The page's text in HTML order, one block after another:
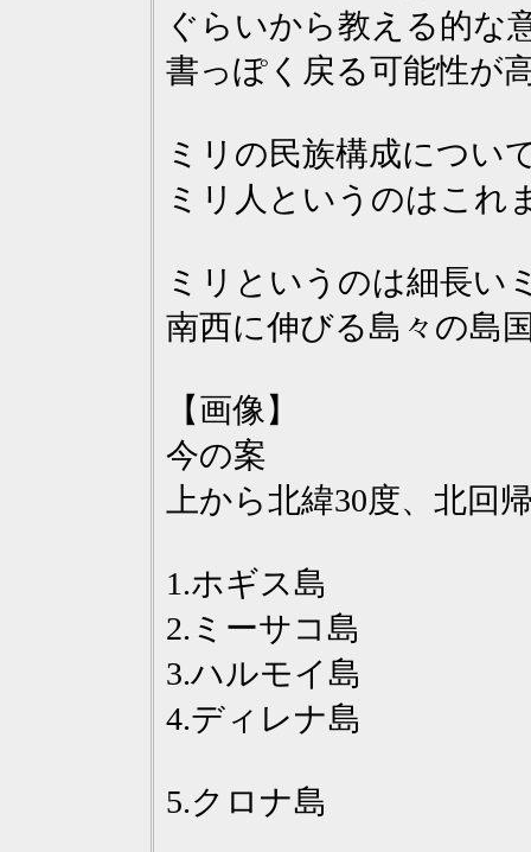
ぐらいから教える的な
書っぽく戻る可能性が
ミリの民族構成につい
ミリ人というのはこれ
ミリというのは細長い
南西に伸びる島々の島
【画像】
今の案
上から北緯30度、北回
1.ホギス島
2.ミーサコ島
3.ハルモイ島
4.ディレナ島
5.クロナ島